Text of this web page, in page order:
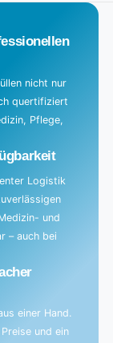
nicht nur
quertifiziert
Pflege,
Logistik
und
– auch bei
einer Hand.
und ein